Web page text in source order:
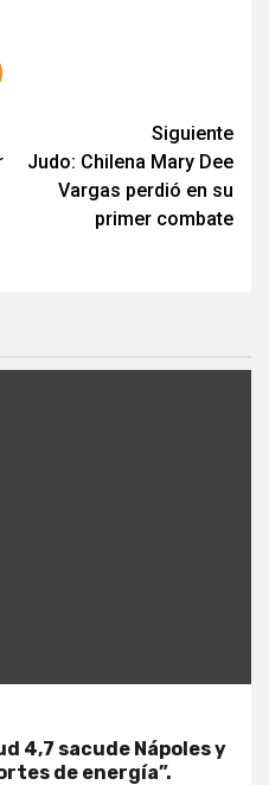
Siguiente
Judo: Chilena Mary Dee
Vargas perdió en su
primer combate
4,7 sacude Nápoles y
de energía”.